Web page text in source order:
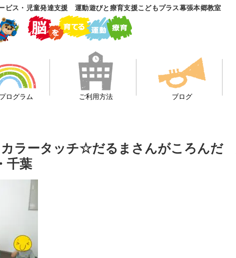
ビス・児童発達支援 運動遊びと療育支援こどもプラス幕張本郷教室
ログラム ご利用方法 ブログ
ラータッチ☆だるまさんがころんだ
千葉